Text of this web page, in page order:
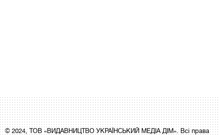
© 2024, ТОВ «ВИДАВНИЦТВО УКРАЇНСЬКИЙ МЕДІА ДІМ». Всі права